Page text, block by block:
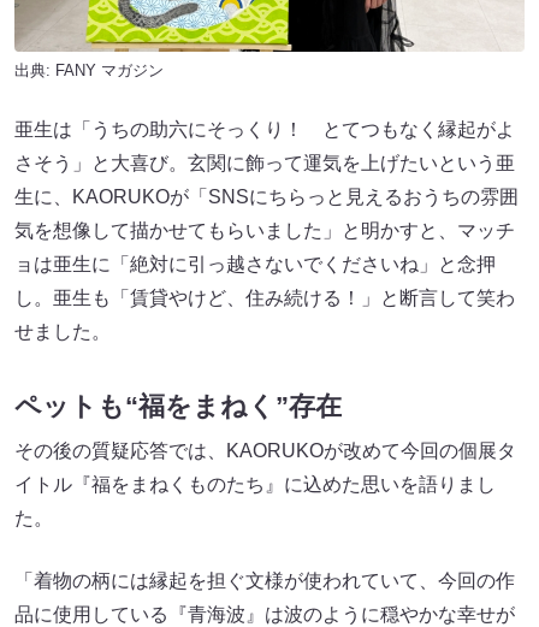
出典: FANY マガジン
亜生は「うちの助六にそっくり！ とてつもなく縁起がよ
さそう」と大喜び。玄関に飾って運気を上げたいという亜
生に、KAORUKOが「SNSにちらっと見えるおうちの雰囲
気を想像して描かせてもらいました」と明かすと、マッチ
ョは亜生に「絶対に引っ越さないでくださいね」と念押
し。亜生も「賃貸やけど、住み続ける！」と断言して笑わ
せました。
ペットも“福をまねく”存在
その後の質疑応答では、KAORUKOが改めて今回の個展タ
イトル『福をまねくものたち』に込めた思いを語りまし
た。
「着物の柄には縁起を担ぐ文様が使われていて、今回の作
品に使用している『青海波』は波のように穏やかな幸せが